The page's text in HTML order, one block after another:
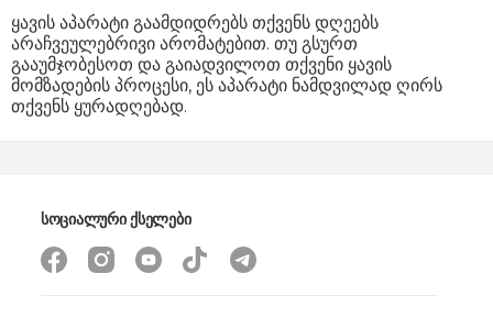
ყავის აპარატი გაამდიდრებს თქვენს დღეებს
არაჩვეულებრივი არომატებით. თუ გსურთ
გააუმჯობესოთ და გაიადვილოთ თქვენი ყავის
მომზადების პროცესი, ეს აპარატი ნამდვილად ღირს
თქვენს ყურადღებად.
სოციალური ქსელები